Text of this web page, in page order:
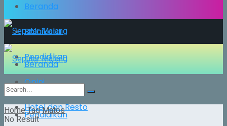
Beranda
Balaikota
Pendidikan
Opini
Hotel dan Resto
Beranda
Balaikota
Pendidikan
No Result
HomeTagMatos